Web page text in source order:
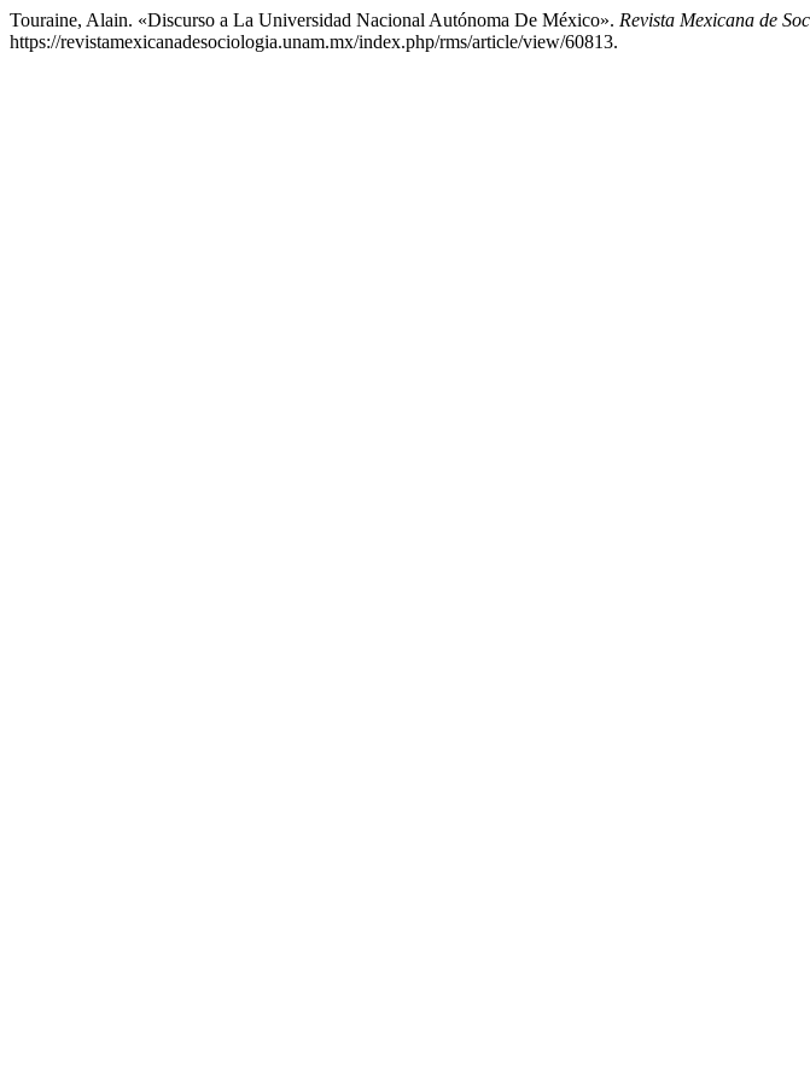
Touraine, Alain. «Discurso a La Universidad Nacional Autónoma De México». Revista Mexicana de
https://revistamexicanadesociologia.unam.mx/index.php/rms/article/view/60813.